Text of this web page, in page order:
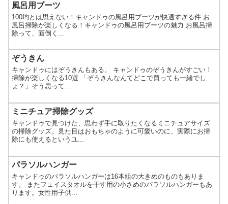
風呂用ブーツ
100均とは思えない！キャンドゥの風呂用ブーツが快適すぎる件 お
風呂掃除が楽しくなる！キャンドゥの風呂用ブーツの魅力 お風呂掃
除って、面倒く...
ぞうきん
キャンドゥにはぞうきんもある。 キャンドゥのぞうきんがすごい！
掃除が楽しくなる10選 「ぞうきんなんてどこで買っても一緒でし
ょ？」そう思って...
ミニチュア掃除グッズ
キャンドゥで見つけた、思わず手に取りたくなるミニチュアサイズ
の掃除グッズ。見た目はおもちゃのように可愛いのに、実際にお掃
除にも使えるというユ...
パラソルハンガー
キャンドゥのパラソルハンガーは16本組の大きめのものもありま
す。 またフェイスタオルを干す用の小さめのパラソルハンガーもあ
ります。女性用子供...